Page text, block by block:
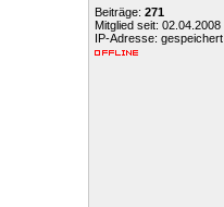
Beiträge: 271
Mitglied seit: 02.04.2008
IP-Adresse: gespeichert